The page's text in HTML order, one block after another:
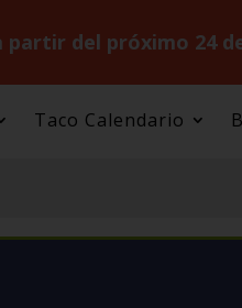
partir del próximo 24
Taco Calendario